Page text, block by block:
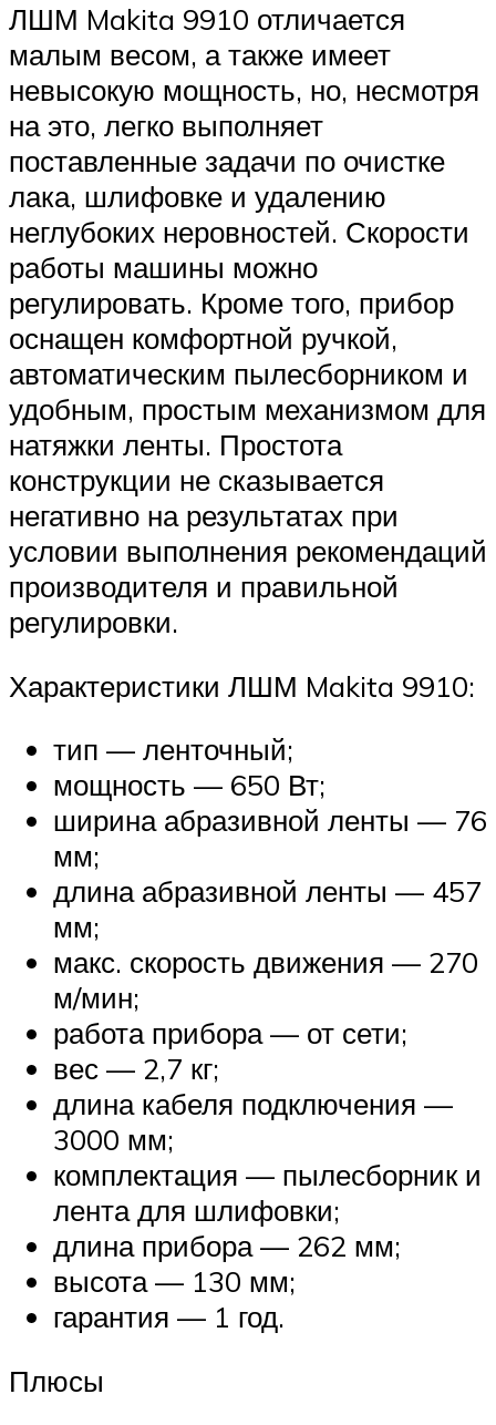
ЛШМ Makita 9910 отличается
малым весом, а также имеет
невысокую мощность, но, несмотря
на это, легко выполняет
поставленные задачи по очистке
лака, шлифовке и удалению
неглубоких неровностей. Скорости
работы машины можно
регулировать. Кроме того, прибор
оснащен комфортной ручкой,
автоматическим пылесборником и
удобным, простым механизмом для
натяжки ленты. Простота
конструкции не сказывается
негативно на результатах при
условии выполнения рекомендаций
производителя и правильной
регулировки.
Характеристики ЛШМ Makita 9910:
тип — ленточный;
мощность — 650 Вт;
ширина абразивной ленты — 76
мм;
длина абразивной ленты — 457
мм;
макс. скорость движения — 270
м/мин;
работа прибора — от сети;
вес — 2,7 кг;
длина кабеля подключения —
3000 мм;
комплектация — пылесборник и
лента для шлифовки;
длина прибора — 262 мм;
высота — 130 мм;
гарантия — 1 год.
Плюсы